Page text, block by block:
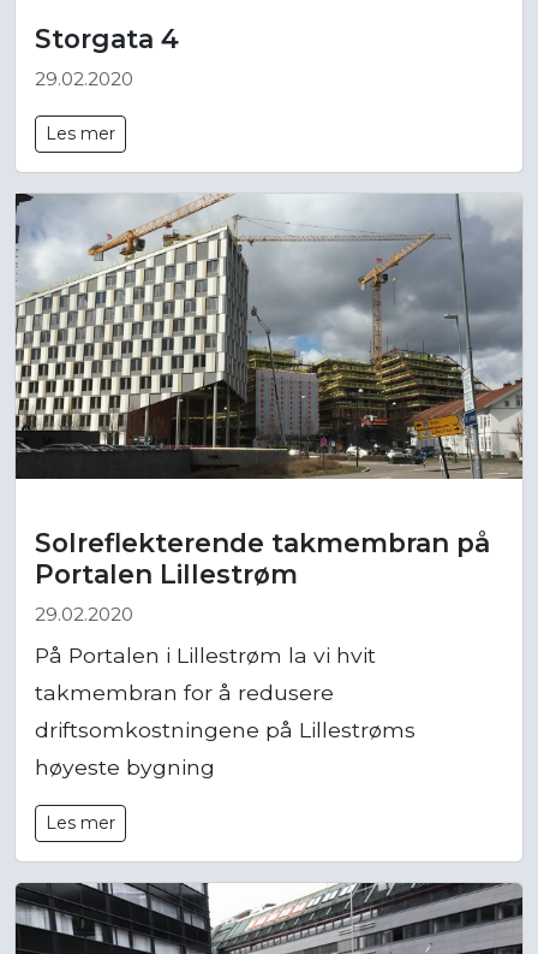
Storgata 4
29.02.2020
Les mer
Solreflekterende takmembran på
Portalen Lillestrøm
29.02.2020
På Portalen i Lillestrøm la vi hvit
takmembran for å redusere
driftsomkostningene på Lillestrøms
høyeste bygning
Les mer